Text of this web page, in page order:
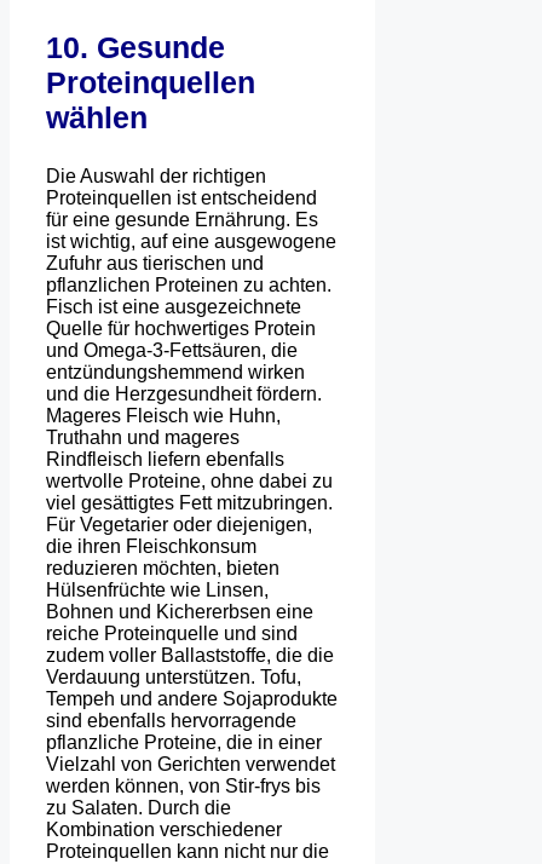
10. Gesunde
Proteinquellen
wählen
Die Auswahl der richtigen
Proteinquellen ist entscheidend
für eine gesunde Ernährung. Es
ist wichtig, auf eine ausgewogene
Zufuhr aus tierischen und
pflanzlichen Proteinen zu achten.
Fisch ist eine ausgezeichnete
Quelle für hochwertiges Protein
und Omega-3-Fettsäuren, die
entzündungshemmend wirken
und die Herzgesundheit fördern.
Mageres Fleisch wie Huhn,
Truthahn und mageres
Rindfleisch liefern ebenfalls
wertvolle Proteine, ohne dabei zu
viel gesättigtes Fett mitzubringen.
Für Vegetarier oder diejenigen,
die ihren Fleischkonsum
reduzieren möchten, bieten
Hülsenfrüchte wie Linsen,
Bohnen und Kichererbsen eine
reiche Proteinquelle und sind
zudem voller Ballaststoffe, die die
Verdauung unterstützen. Tofu,
Tempeh und andere Sojaprodukte
sind ebenfalls hervorragende
pflanzliche Proteine, die in einer
Vielzahl von Gerichten verwendet
werden können, von Stir-frys bis
zu Salaten. Durch die
Kombination verschiedener
Proteinquellen kann nicht nur die